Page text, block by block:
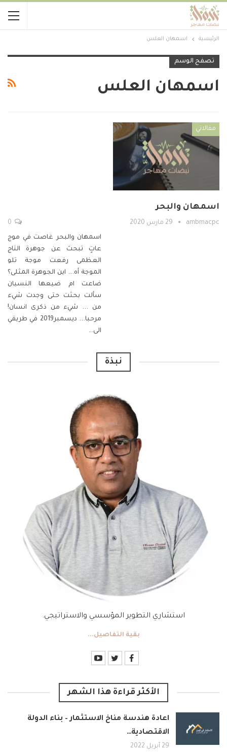
الرئيسية اسمهان العلس
تصفح الوسم
اسمهان العلس
مقالاتي
اسمهان والبحر
ambmacpc 29 مارس 2020
اسمهان والبحر غاصت في موج
عاتٍ تبحث عن جوهرة التاج
العظمى رفعت موجة تلو
الموجة أه... اين الجوهرة المثلى؟
ضاعت ام ضيعها النسيان
سألت بحثت حتى وجدت شيء
من ...
شيء من ذكرى انسان!
مرحبا...
ديسمبر2019 في طريقي
الى…
نبذة
استشاري التطوير المؤسسي والاستراتيجي.
بقية التفاصيل...
الأكثر قراءة هذا الشهر
اعادة هندسة مناخ الاستثمار – بناء الدولة
الاقتصادية…
29 أبريل 2022